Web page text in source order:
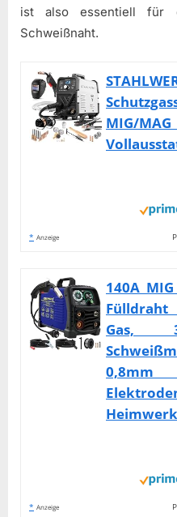
ist also essentiell für
Schweißnaht.
MIG/
* Anzeige
140A
Fülldraht
Gas,
0,8mm
* Anzeige